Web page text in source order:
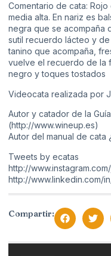
Comentario de cata:
media alta. En nariz es
negra que se acompaña
sutil recuerdo lácteo y
tanino que acompaña,
vuelve el recuerdo de la
negro y toques tostados
Videocata realizada por
Autor y catador de la
(http://www.wineup.es)
Autor del manual de cata
Tweets by ecatas
http://
http://www.linkedin.com/
Compartir: